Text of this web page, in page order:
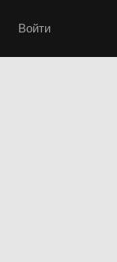
Войти